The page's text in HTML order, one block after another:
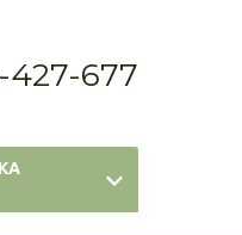
427-677